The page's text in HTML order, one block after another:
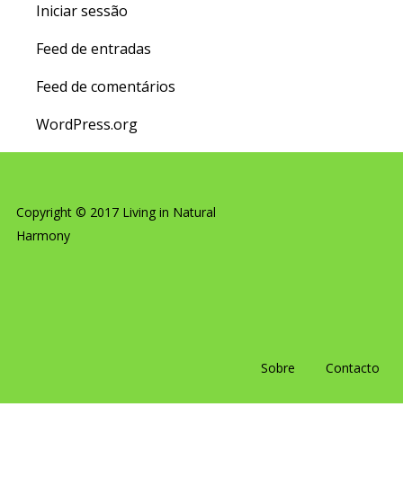
Iniciar sessão
Feed de entradas
Feed de comentários
WordPress.org
Copyright © 2017 Living in Natural
Harmony
Sobre Contacto